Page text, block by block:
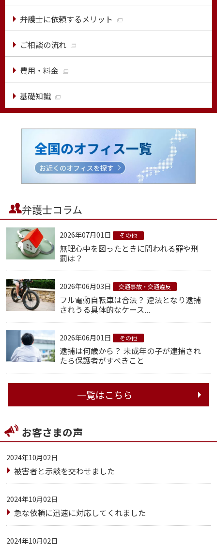
弁護士に依頼するメリット
ご相談の流れ
費用・料金
基礎知識
弁護士コラム
2026年07月01日 その他
無理心中を図ったときに問われる罪や刑
罰は？
2026年06月03日 交通事故・交通違反
フル電動自転車は合法？ 違法となり逮捕
されうる具体的なケース...
2026年06月01日 その他
逮捕は何歳から？ 未成年の子が逮捕され
たら保護者がすべきこと
一覧はこちら
お客さまの声
2024年10月02日
被害者と示談を交わせました
2024年10月02日
急な依頼に迅速に対応してくれました
2024年10月02日